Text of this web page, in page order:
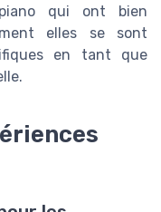
qui ont bien
elles se sont
en tant que